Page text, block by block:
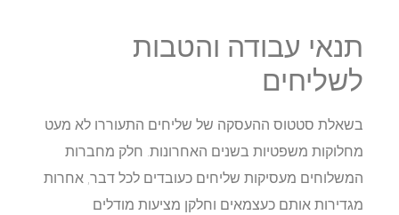
תנאי עבודה והטבות
לשליחים
בשאלת סטטוס ההעסקה של שליחים התעוררו לא מעט
מחלוקות משפטיות בשנים האחרונות. חלק מחברות
המשלוחים מעסיקות שליחים כעובדים לכל דבר, אחרות
מגדירות אותם כעצמאים וחלקן מציעות מודלים